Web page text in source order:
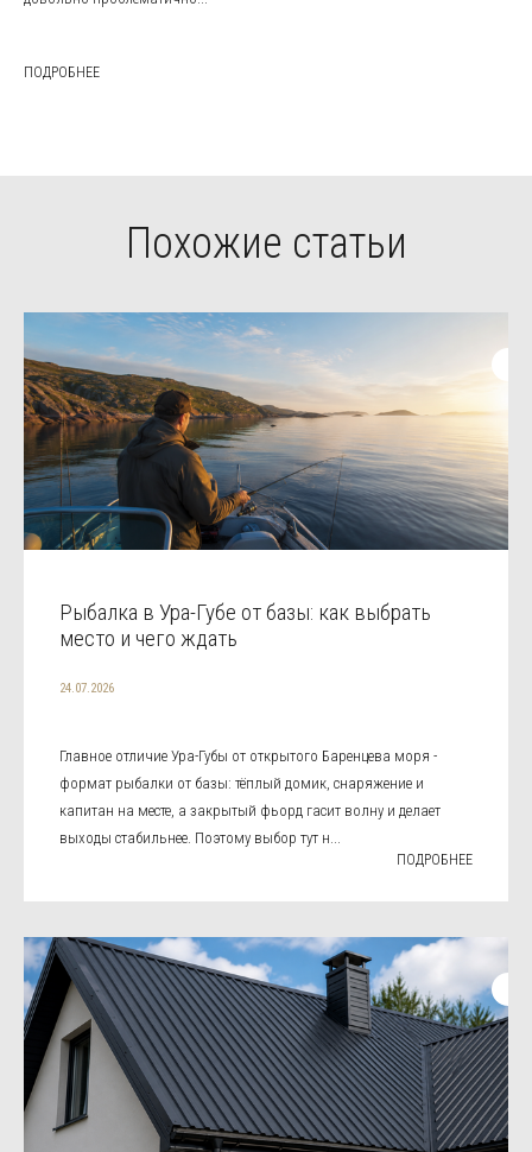
ПОДРОБНЕЕ
Похожие статьи
Рыбалка в Ура-Губе от базы: как выбрать
место и чего ждать
24.07.2026
Главное отличие Ура-Губы от открытого Баренцева моря -
формат рыбалки от базы: тёплый домик, снаряжение и
капитан на месте, а закрытый фьорд гасит волну и делает
выходы стабильнее. Поэтому выбор тут н...
ПОДРОБНЕЕ